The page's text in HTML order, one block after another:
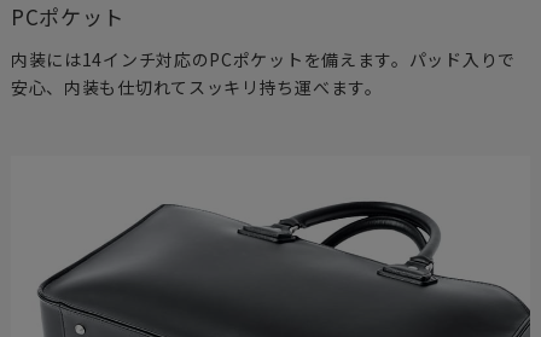
PCポケット
内装には14インチ対応のPCポケットを備えます。パッド入りで
安心、内装も仕切れてスッキリ持ち運べます。